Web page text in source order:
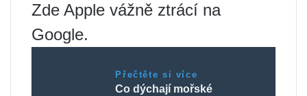
Zde Apple vážně ztrácí na
Google.
Přečtěte si více
Co dýchají mořské